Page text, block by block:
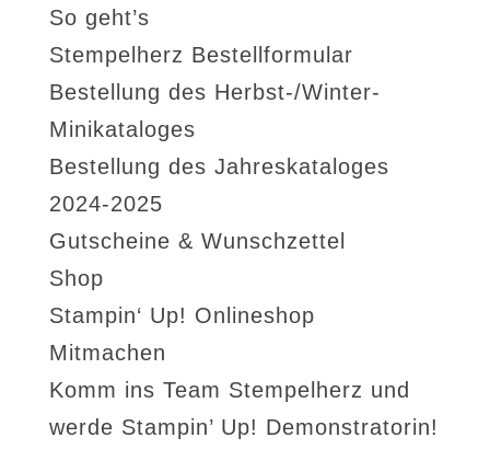
So geht’s
Stempelherz Bestellformular
Bestellung des Herbst-/Winter-
Minikataloges
Bestellung des Jahreskataloges
2024-2025
Gutscheine & Wunschzettel
Shop
Stampin‘ Up! Onlineshop
Mitmachen
Komm ins Team Stempelherz und
werde Stampin’ Up! Demonstratorin!